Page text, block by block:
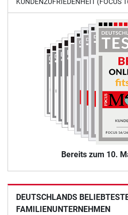
Bereits zum 10.
DEUTSCHLANDS
FAMILIENUNTERNEHMEN